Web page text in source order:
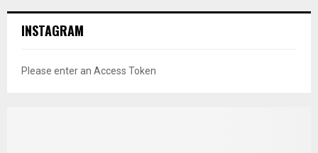
INSTAGRAM
Please enter an Access Token